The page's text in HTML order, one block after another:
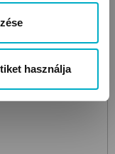
használja